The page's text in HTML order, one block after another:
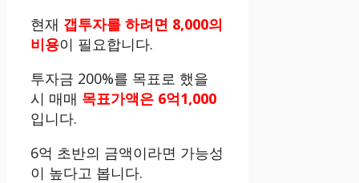
현재 갭투자를 하려면 8,000의
비용이 필요합니다.
투자금 200%를 목표로 했을
시 매매 목표가액은 6억1,000
입니다.
6억 초반의 금액이라면 가능성
이 높다고 봅니다.